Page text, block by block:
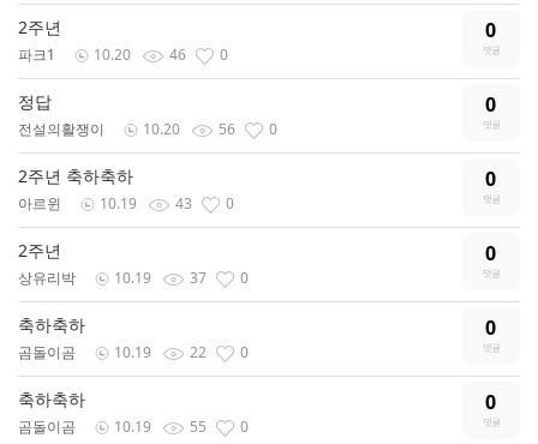
2주년 0
파크1 10.20 46 0
정답 0
전설의활쟁이 10.20 56 0
2주년 축하축하 0
아르윈 10.19 43 0
2주년 0
상유리박 10.19 37 0
축하축하 0
곰돌이곰 10.19 22 0
축하축하 0
곰돌이곰 10.19 55 0